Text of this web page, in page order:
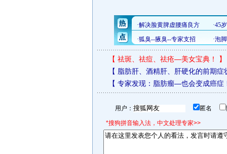
【 祛斑、祛痘、祛疮—美女宝典！ 】
【 脂肪肝、酒精肝、肝硬化的前期症
【 专家发现：脂肪瘤—也会变成癌症
用户： 匿名
*搜狗拼音输入法，中文处理专家>>